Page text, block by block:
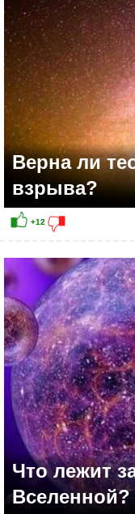
Верна ли
взрыва?
Что лежит
Вселенной?